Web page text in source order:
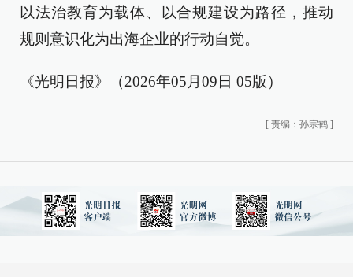
以法治教育为载体、以合规建设为路径，推动
规则意识化为出海企业的行动自觉。
《光明日报》（2026年05月09日 05版）
[ 责编：孙宗鹤 ]